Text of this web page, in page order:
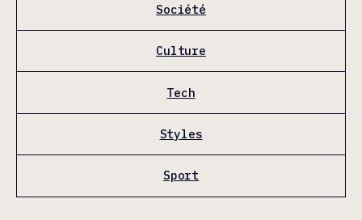
Société
Culture
Tech
Styles
Sport